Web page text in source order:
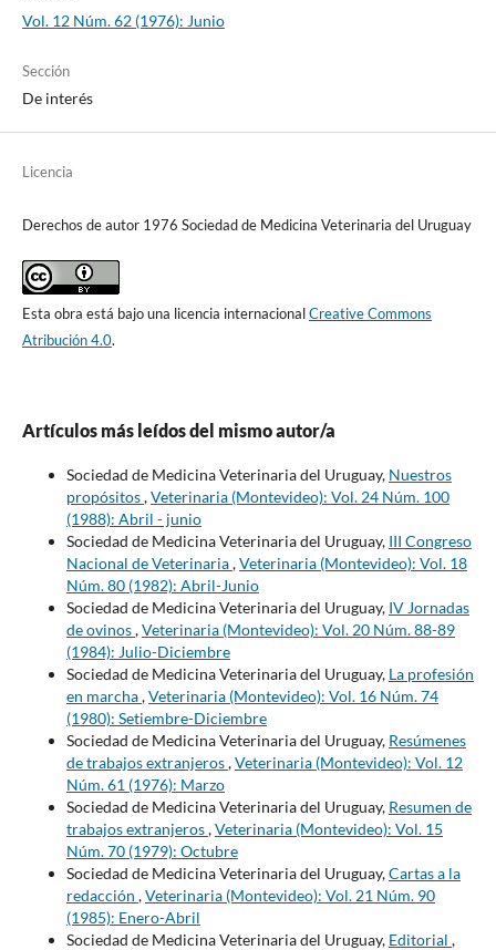
Vol. 12 Núm. 62 (1976): Junio
Sección
De interés
Licencia
Derechos de autor 1976 Sociedad de Medicina Veterinaria del Uruguay
Esta obra está bajo una licencia internacionalCreative Commons
Atribución 4.0.
Artículos más leídos del mismo autor/a
Sociedad de Medicina Veterinaria del Uruguay, Nuestros
propósitos,Veterinaria (Montevideo): Vol. 24 Núm. 100
(1988): Abril - junio
Sociedad de Medicina Veterinaria del Uruguay, III Congreso
Nacional de Veterinaria,Veterinaria (Montevideo): Vol. 18
Núm. 80 (1982): Abril-Junio
Sociedad de Medicina Veterinaria del Uruguay, IV Jornadas
de ovinos,Veterinaria (Montevideo): Vol. 20 Núm. 88-89
(1984): Julio-Diciembre
Sociedad de Medicina Veterinaria del Uruguay, La profesión
en marcha,Veterinaria (Montevideo): Vol. 16 Núm. 74
(1980): Setiembre-Diciembre
Sociedad de Medicina Veterinaria del Uruguay, Resúmenes
de trabajos extranjeros,Veterinaria (Montevideo): Vol. 12
Núm. 61 (1976): Marzo
Sociedad de Medicina Veterinaria del Uruguay, Resumen de
trabajos extranjeros,Veterinaria (Montevideo): Vol. 15
Núm. 70 (1979): Octubre
Sociedad de Medicina Veterinaria del Uruguay,Cartas a la
redacción ,Veterinaria (Montevideo): Vol. 21 Núm. 90
(1985): Enero-Abril
Sociedad de Medicina Veterinaria del Uruguay, Editorial ,